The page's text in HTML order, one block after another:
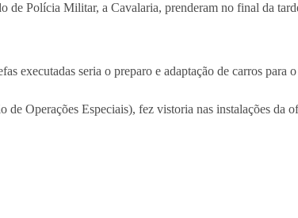
Polícia Militar, a Cavalaria, prenderam no final da
executadas seria o preparo e adaptação de carros para
Operações Especiais), fez vistoria nas instalações da